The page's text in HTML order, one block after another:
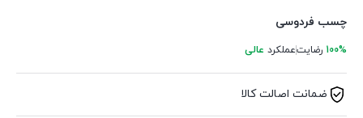
چسب فردوسی
100% رضایتعملکرد عالی
ضمانت اصالت کالا